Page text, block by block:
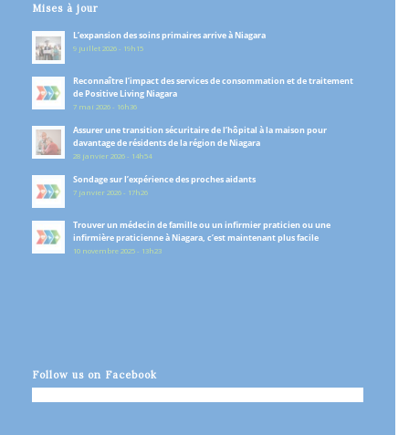
Mises à jour
L’expansion des soins primaires arrive à Niagara
9 juillet 2026 - 19h15
Reconnaître l’impact des services de consommation et de traitement
de Positive Living Niagara
7 mai 2026 - 16h36
Assurer une transition sécuritaire de l’hôpital à la maison pour
davantage de résidents de la région de Niagara
28 janvier 2026 - 14h54
Sondage sur l’expérience des proches aidants
7 janvier 2026 - 17h26
Trouver un médecin de famille ou un infirmier praticien ou une
infirmière praticienne à Niagara, c’est maintenant plus facile
10 novembre 2025 - 13h23
Follow us on Facebook